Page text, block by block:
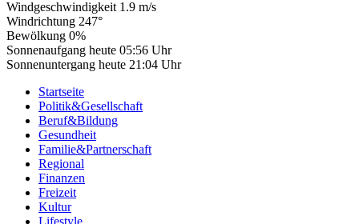
Windgeschwindigkeit 1.9 m/s
Windrichtung 247°
Bewölkung 0%
Sonnenaufgang heute 05:56 Uhr
Sonnenuntergang heute 21:04 Uhr
Startseite
Politik&Gesellschaft
Beruf&Bildung
Gesundheit
Familie&Partnerschaft
Regional
Finanzen
Freizeit
Kultur
Lifestyle